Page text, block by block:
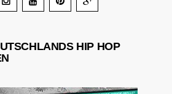
HIP HOP